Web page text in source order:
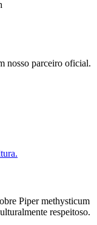
nosso parceiro oficial.
Piper methysticum
respeitoso.